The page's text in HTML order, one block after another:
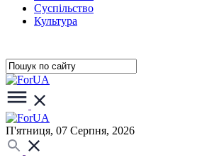
Суспiльство
Культура
П'ятниця, 07 Серпня, 2026